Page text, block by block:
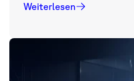
Weiterlesen